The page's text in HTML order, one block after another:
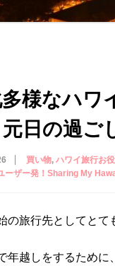
様なハワ
元日の過ご
買い物 ハワイ旅行お
ーザー発！Sharing My
の旅行先としてとて
年越しをするために